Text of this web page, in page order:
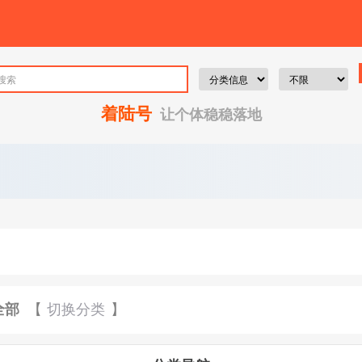
着陆号让个体稳稳落地
部【 切换分类 】